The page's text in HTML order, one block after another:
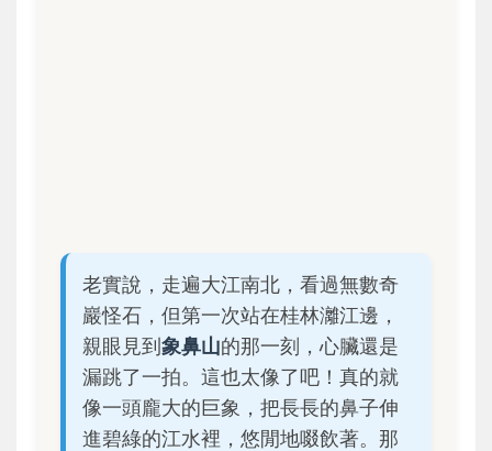
老實說，走遍大江南北，看過無數奇
巖怪石，但第一次站在桂林灕江邊，
親眼見到 象鼻山的那一刻，心臟還是
漏跳了一拍。這也太像了吧！真的就
像一頭龐大的巨象，把長長的鼻子伸
進碧綠的江水裡，悠閒地啜飲著。那